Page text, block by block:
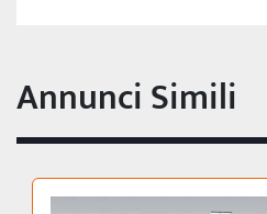
Annunci Simili